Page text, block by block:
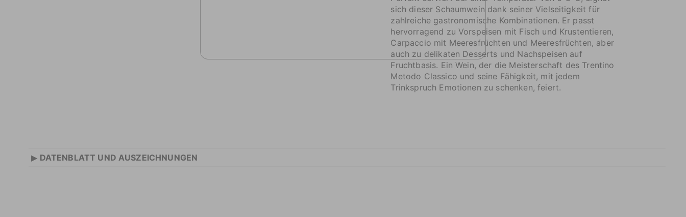
sich dieser Schaumwein dank seiner Vielseitigkeit für
zahlreiche gastronomische Kombinationen. Er passt
hervorragend zu Vorspeisen mit Fisch und Krustentieren,
Carpaccio mit Meeresfrüchten und Meeresfrüchten, aber
auch zu delikaten Desserts und Nachspeisen auf
Fruchtbasis. Ein Wein, der die Meisterschaft des Trentino
Metodo Classico und seine Fähigkeit, mit jedem
Trinkspruch Emotionen zu schenken, feiert.
▸ DATENBLATT UND AUSZEICHNUNGEN